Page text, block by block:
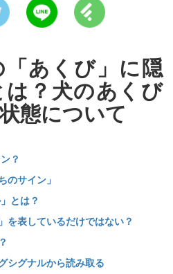
「あくび」に隠
？犬のあくび
態について
？
のサイン」
とは？
を表しているだけではない？
シグナルから読み取る